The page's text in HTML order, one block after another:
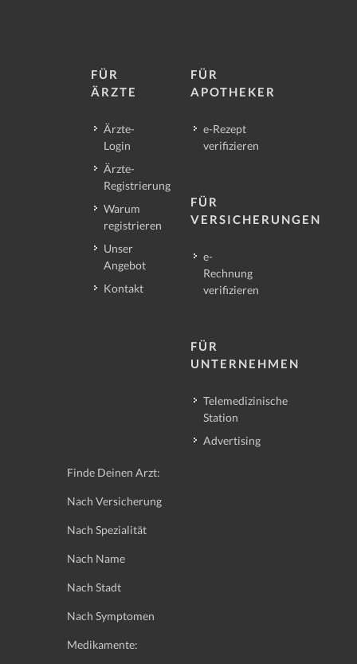
FÜR
ÄRZTE
Ärzte-
Login
Ärzte-
Registrierung
Warum
registrieren
Unser
Angebot
Kontakt
FÜR
APOTHEKER
e-Rezept
verifizieren
FÜR
VERSICHERUNGEN
e-
Rechnung
verifizieren
FÜR
UNTERNEHMEN
Telemedizinische
Station
Advertising
Finde Deinen Arzt:
Nach Versicherung
Nach Spezialität
Nach Name
Nach Stadt
Nach Symptomen
Medikamente: